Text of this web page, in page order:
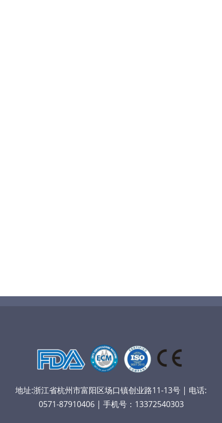
地址:浙江省杭州市富阳区场口镇创业路11-13号 | 电话:
0571-87910406 | 手机号：13372540303